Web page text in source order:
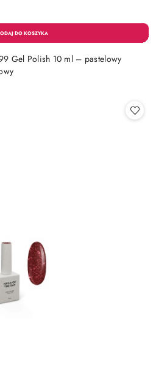
Gel Polish 10 ml – pastelowy